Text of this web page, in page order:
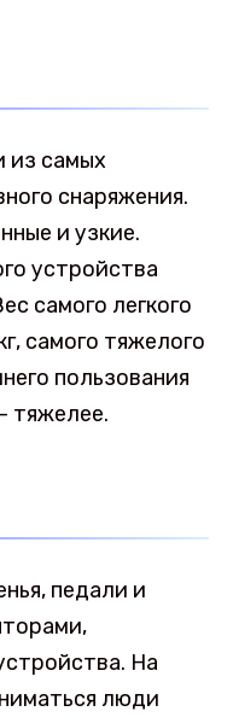
из самых
снаряжения.
и узкие.
устройства
самого легкого
самого тяжелого
пользования
тяжелее.
педали и
На
люди